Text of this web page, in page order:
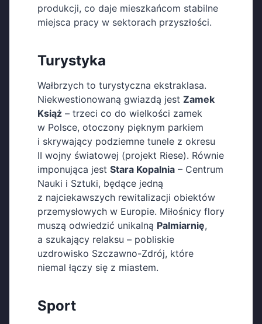
produkcji, co daje mieszkańcom stabilne
miejsca pracy w sektorach przyszłości.
Turystyka
Wałbrzych to turystyczna ekstraklasa.
Niekwestionowaną gwiazdą jest Zamek
Książ – trzeci co do wielkości zamek
w Polsce, otoczony pięknym parkiem
i skrywający podziemne tunele z okresu
II wojny światowej (projekt Riese). Równie
imponująca jest Stara Kopalnia – Centrum
Nauki i Sztuki, będące jedną
z najciekawszych rewitalizacji obiektów
przemysłowych w Europie. Miłośnicy flory
muszą odwiedzić unikalną Palmiarnię,
a szukający relaksu – pobliskie
uzdrowisko Szczawno-Zdrój, które
niemal łączy się z miastem.
Sport